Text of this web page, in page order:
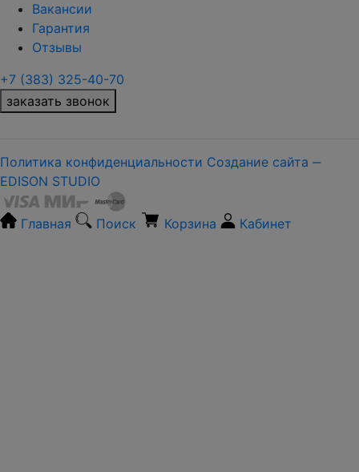
Вакансии
Гарантия
Отзывы
+7 (383) 325-40-70
заказать звонок
Политика конфиденциальности Создание сайта ‒
EDISON STUDIO
Главная Поиск Корзина Кабинет